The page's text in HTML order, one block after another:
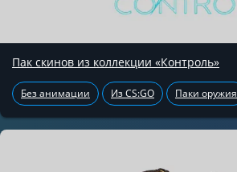
Пак скинов из коллекции «Контроль»
Без анимации Из CS:GO Паки оружия